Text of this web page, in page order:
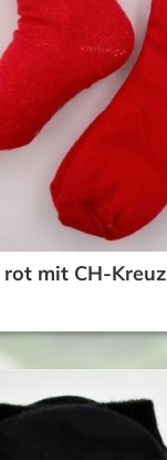
mit CH-Kreuz